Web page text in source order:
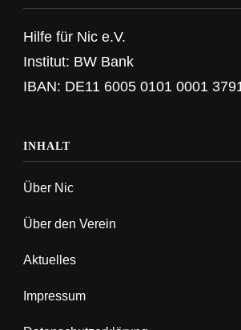
Hilfe für Nic e.V.
Institut: BW Bank
IBAN: DE11 6005 0101 0001
INHALT
Über Nic
Über den Verein
Aktuelles
Impressum